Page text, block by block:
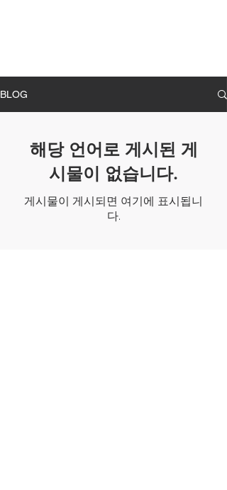
BLOG
해당 언어로 게시된 게
시물이 없습니다.
게시물이 게시되면 여기에 표시됩니
다.